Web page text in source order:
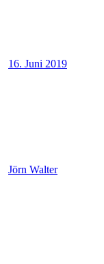
16. Juni 2019
Jörn Walter